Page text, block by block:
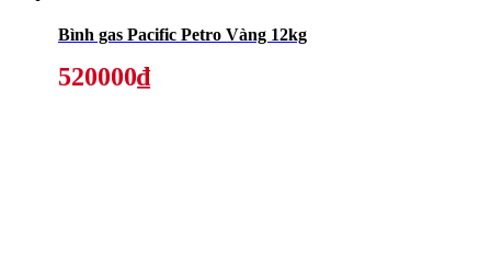
Bình gas Pacific Petro Vàng 12kg
520000₫